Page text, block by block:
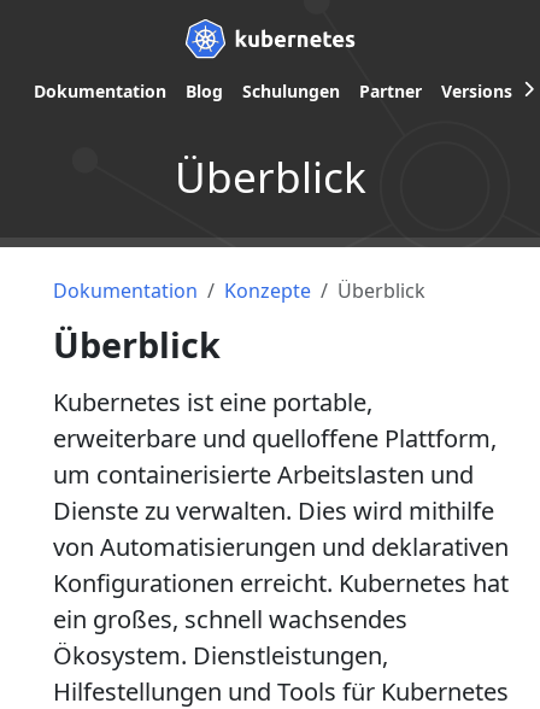
Dokumentation Blog Schulungen Partner Versions
Überblick
Dokumentation Konzepte Überblick
Überblick
Kubernetes ist eine portable,
erweiterbare und quelloffene Plattform,
um containerisierte Arbeitslasten und
Dienste zu verwalten. Dies wird mithilfe
von Automatisierungen und deklarativen
Konfigurationen erreicht. Kubernetes hat
ein großes, schnell wachsendes
Ökosystem. Dienstleistungen,
Hilfestellungen und Tools für Kubernetes